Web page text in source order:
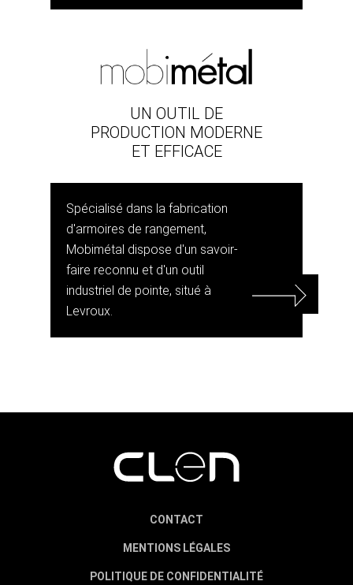
UN OUTIL DE
PRODUCTION MODERNE
ET EFFICACE
Spécialisé dans la fabrication
d'armoires de rangement,
Mobimétal dispose d'un savoir-
faire reconnu et d'un outil
industriel de pointe, situé à
Levroux.
CONTACT
MENTIONS LÉGALES
POLITIQUE DE CONFIDENTIALITÉ